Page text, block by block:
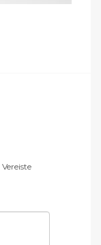
Vereiste